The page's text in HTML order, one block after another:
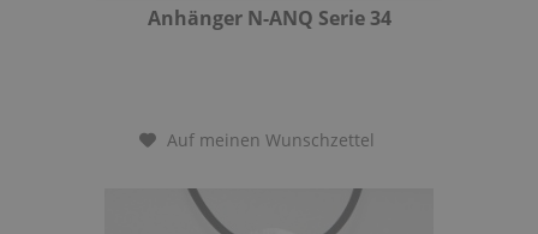
Anhänger N-ANQ Serie 34
Auf meinen Wunschzettel